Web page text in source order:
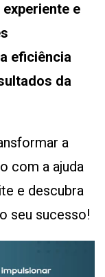
experiente e
eficiência
da
a
com a ajuda
e descubra
seu sucesso!